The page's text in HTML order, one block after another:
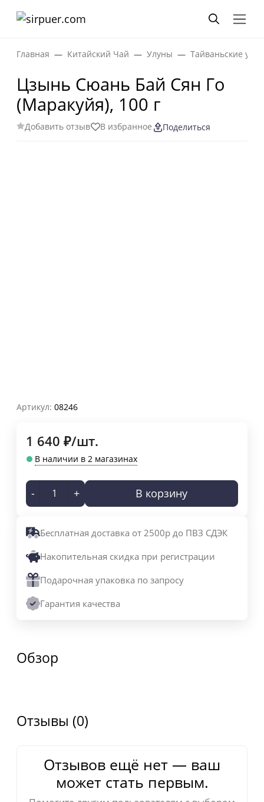
Главная Китайский Чай Улуны Тайваньские
Цзынь Сюань Бай Сян Го
(Маракуйя), 100 г
Добавить отзыв В избранное Поделиться
Артикул: 08246
1 640 ₽/шт.
В наличии в 2 магазинах
- + В корзину
Бесплатная доставка от 2500р до ПВЗ СДЭК
Накопительная скидка при регистрации
Подарочная упаковка по запросу
Гарантия качества
Обзор
Отзывы (0)
Отзывов ещё нет — ваш
может стать первым.